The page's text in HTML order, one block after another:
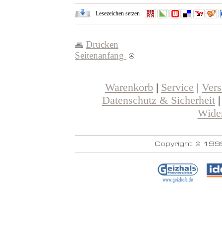
Lesezeichen setzen
Drucken
Seitenanfang
Warenkorb | Service |
Datenschutz & Sicherheit